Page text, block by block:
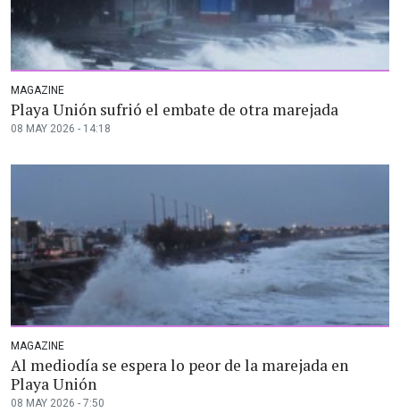
MAGAZINE
Playa Unión sufrió el embate de otra marejada
08 MAY 2026 - 14:18
MAGAZINE
Al mediodía se espera lo peor de la marejada en
Playa Unión
08 MAY 2026 - 7:50